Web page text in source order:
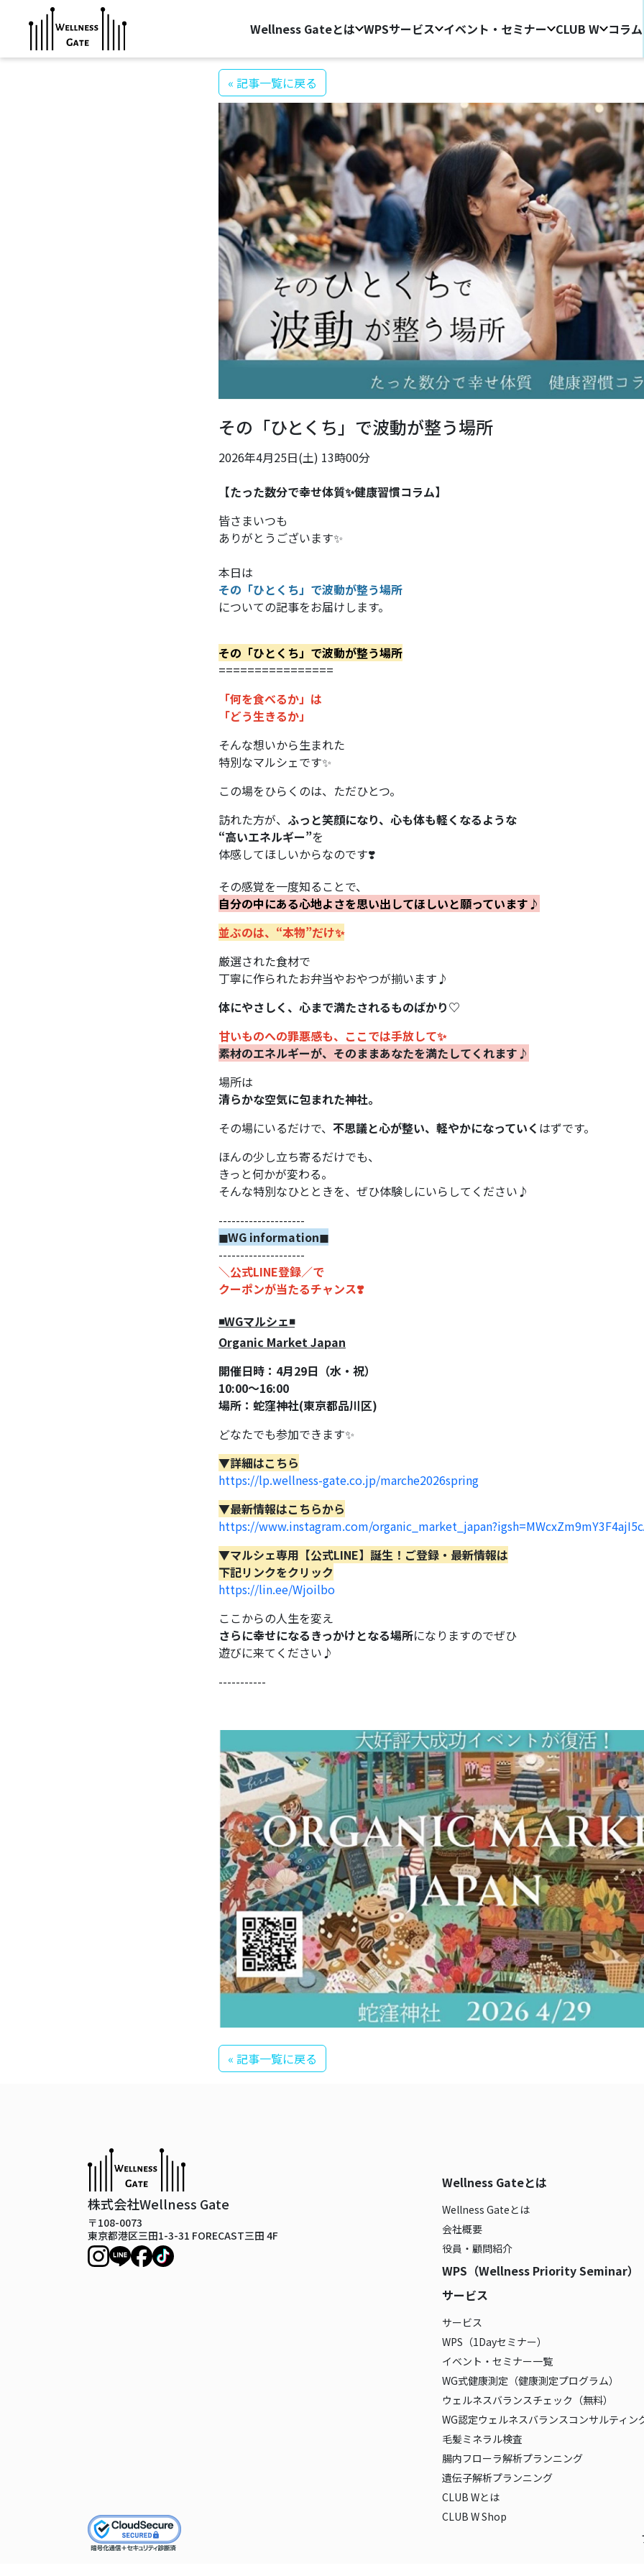
Wellness Gateとは WPSサービス イベント・セミナー CLUB W コラム
« 記事一覧に戻る
その「ひとくち」で波動が整う場所
2026年4月25日(土) 13時00分
【たった数分で幸せ体質✨健康習慣コラム】
皆さまいつも
ありがとうございます✨
本日は
その「ひとくち」で波動が整う場所
についての記事をお届けします。
その「ひとくち」で波動が整う場所
================
「何を食べるか」は
「どう生きるか」
そんな想いから生まれた
特別なマルシェです✨
この場をひらくのは、ただひとつ。
訪れた方が、 ふっと笑顔になり、心も体も軽くなるような
“高いエネルギー”を
体感してほしいからなのです❣️
その感覚を一度知ることで、
自分の中にある心地よさを思い出してほしいと願っています♪
並ぶのは、“本物”だけ✨
厳選された食材で
丁寧に作られたお弁当やおやつが揃います♪
体にやさしく、心まで満たされるものばかり♡
甘いものへの罪悪感も、 ここでは手放して✨
素材のエネルギーが、そのままあなたを満たしてくれます♪
場所は
清らかな空気に包まれた神社。
その場にいるだけで、 不思議と心が整い、軽やかになっていく はずです。
ほんの少し立ち寄るだけでも、
きっと何かが変わる。
そんな特別なひとときを、ぜひ体験しにいらしてください♪
--------------------
◼︎WG information◼︎
--------------------
＼公式LINE登録／で
クーポンが当たるチャンス❣️
◾️WGマルシェ◾️
Organic Market Japan
開催日時：4月29日（水・祝）
10:00～16:00
場所：蛇窪神社(東京都品川区)
どなたでも参加できます✨
▼詳細はこちら
https://lp.wellness-gate.co.jp/marche2026spring
▼最新情報はこちらから
https://www.instagram.com/
▼マルシェ専用【公式LINE】誕生！ご登録・最新情報は
下記リンクをクリック
https://lin.ee/Wjoilbo
ここからの人生を変え
さらに幸せになるきっかけとなる場所になりますのでぜひ
遊びに来てください♪
-----------
« 記事一覧に戻る
株式会社Wellness Gate
〒108-0073
東京都港区三田1-3-31 FORECAST三田 4F
Wellness Gateとは
Wellness Gateとは
会社概要
役員・顧問紹介
WPS（Wellness Priority Seminar）
サービス
サービス
WPS（1Dayセミナー）
イベント・セミナー一覧
WG式健康測定（健康測定プログラム）
ウェルネスバランスチェック（無料）
WG認定ウェルネスバランスコンサルティン
毛髪ミネラル検査
腸内フローラ解析プランニング
遺伝子解析プランニング
CLUB Wとは
CLUB W Shop